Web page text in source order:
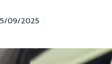
09/2025